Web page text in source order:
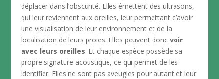
déplacer dans l’obscurité. Elles émettent des ultrasons,
qui leur reviennent aux oreilles, leur permettant d’avoir
une visualisation de leur environnement et de la
localisation de leurs proies. Elles peuvent donc voir
avec leurs oreilles. Et chaque espèce possède sa
propre signature acoustique, ce qui permet de les
identifier. Elles ne sont pas aveugles pour autant et leur